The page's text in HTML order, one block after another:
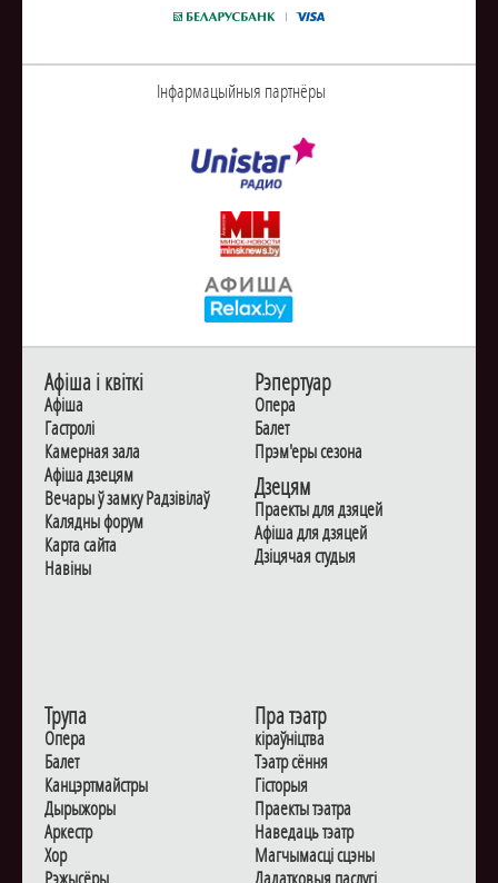
Інфармацыйныя партнёры
Афiша i квiткi
Афiша
Гастролi
Камерная зала
Афiша дзецям
Вечары ў замку Радзiвiлаў
Калядны форум
Карта сайта
Навiны
Рэпертуар
Опера
Балет
Прэм'еры сезона
Дзецям
Праекты для дзяцей
Афiша для дзяцей
Дзiцячая студыя
Трупа
Опера
Балет
Канцэртмайстры
Дырыжоры
Аркестр
Хор
Пра тэатр
кіраўніцтва
Тэатр сёння
Гiсторыя
Праекты тэатра
Наведаць тэатр
Магчымасцi сцэны